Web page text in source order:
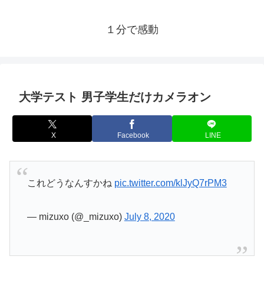
１分で感動
大学テスト 男子学生だけカメラオン
X Facebook LINE
これどうなんすかね pic.twitter.com/klJyQ7rPM3
— mizuxo (@_mizuxo) July 8, 2020